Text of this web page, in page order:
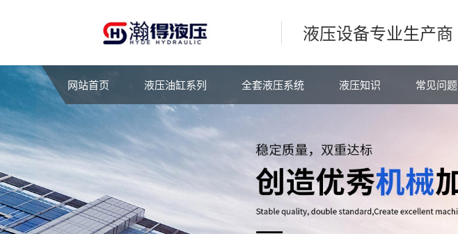
液压设备专业生产商
网站首页 液压油缸系列 全套液压系统 液压知识 常见问题